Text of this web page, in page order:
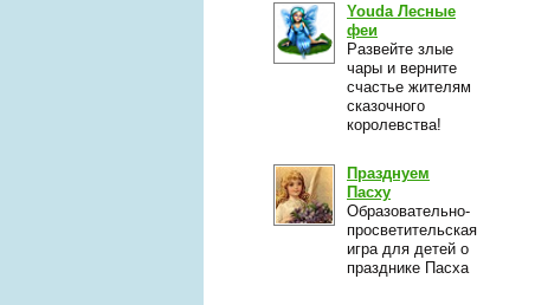
Youda Лесные
феи
Развейте злые
чары и верните
счастье жителям
сказочного
королевства!
Празднуем
Пасху
Образовательно-
просветительская
игра для детей о
празднике Пасха